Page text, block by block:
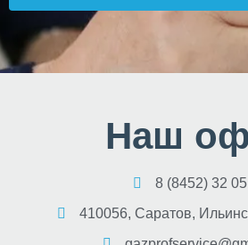
Наш
8 (8452) 32
410056, Саратов,